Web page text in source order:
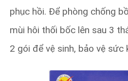
phục hồi. Để phòng chống
mùi hôi thối bốc lên sau 3
2 gói để vệ sinh, bảo vệ sức